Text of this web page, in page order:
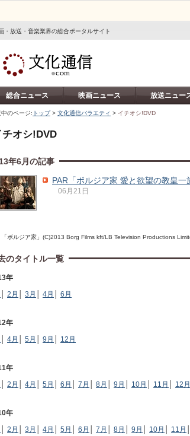
・放送・音楽業界の総合ポータルサイト
総合ニュース 映画ニュース 放送ニュー
中のページ: トップ> 文化通信バラエティ > イチオシ!DVD
チオシ!DVD
年6月の記事
PAR「ボルジア家 愛と欲望の教皇
06月21日
「ボルジア家」(C)2013 Borg Films kft/LB Television Productions
のタイトル一覧
年
2月 3月 4月 6月
年
4月 5月 9月 12月
年
2月 4月 5月 6月 7月 8月 9月 10月 11月 12月
年
2月 3月 4月 5月 6月 7月 8月 9月 10月 11月